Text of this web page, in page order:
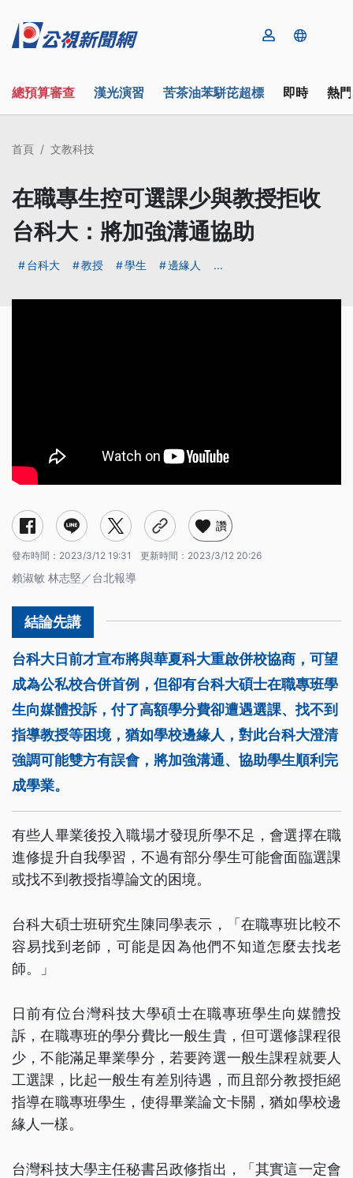
總預算審查 漢光演習 苦茶油苯駢芘超標 即時 熱
首頁 文教科技
在職專生控可選課少與教授拒收
台科大：將加強溝通協助
台科大 教授 學生 邊緣人 ...
讚
發布時間： 2023/3/12 19:31 更新時間： 2023/3/12 20:26
賴淑敏 林志堅／台北報導
台科大日前才宣布將與華夏科大重啟併校協商，可望
成為公私校合併首例，但卻有台科大碩士在職專班學
生向媒體投訴，付了高額學分費卻遭遇選課、找不到
指導教授等困境，猶如學校邊緣人，對此台科大澄清
強調可能雙方有誤會，將加強溝通、協助學生順利完
成學業。
有些人畢業後投入職場才發現所學不足，會選擇在職
進修提升自我學習，不過有部分學生可能會面臨選課
或找不到教授指導論文的困境。
台科大碩士班研究生陳同學表示，「在職專班比較不
容易找到老師，可能是因為他們不知道怎麼去找老
師。」
日前有位台灣科技大學碩士在職專班學生向媒體投
訴，在職專班的學分費比一般生貴，但可選修課程很
少，不能滿足畢業學分，若要跨選一般生課程就要人
工選課，比起一般生有差別待遇，而且部分教授拒絕
指導在職專班學生，使得畢業論文卡關，猶如學校邊
緣人一樣。
台灣科技大學主任秘書呂政修指出，「其實這一定會